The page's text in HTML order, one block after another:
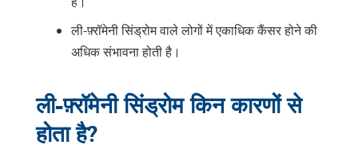
ली-फ़्रॉमेनी सिंड्रोम वाले लोगों में एकाधिक कैंसर होने की
अधिक संभावना होती है।
ली-फ़्रॉमेनी सिंड्रोम किन कारणों से
होता है?